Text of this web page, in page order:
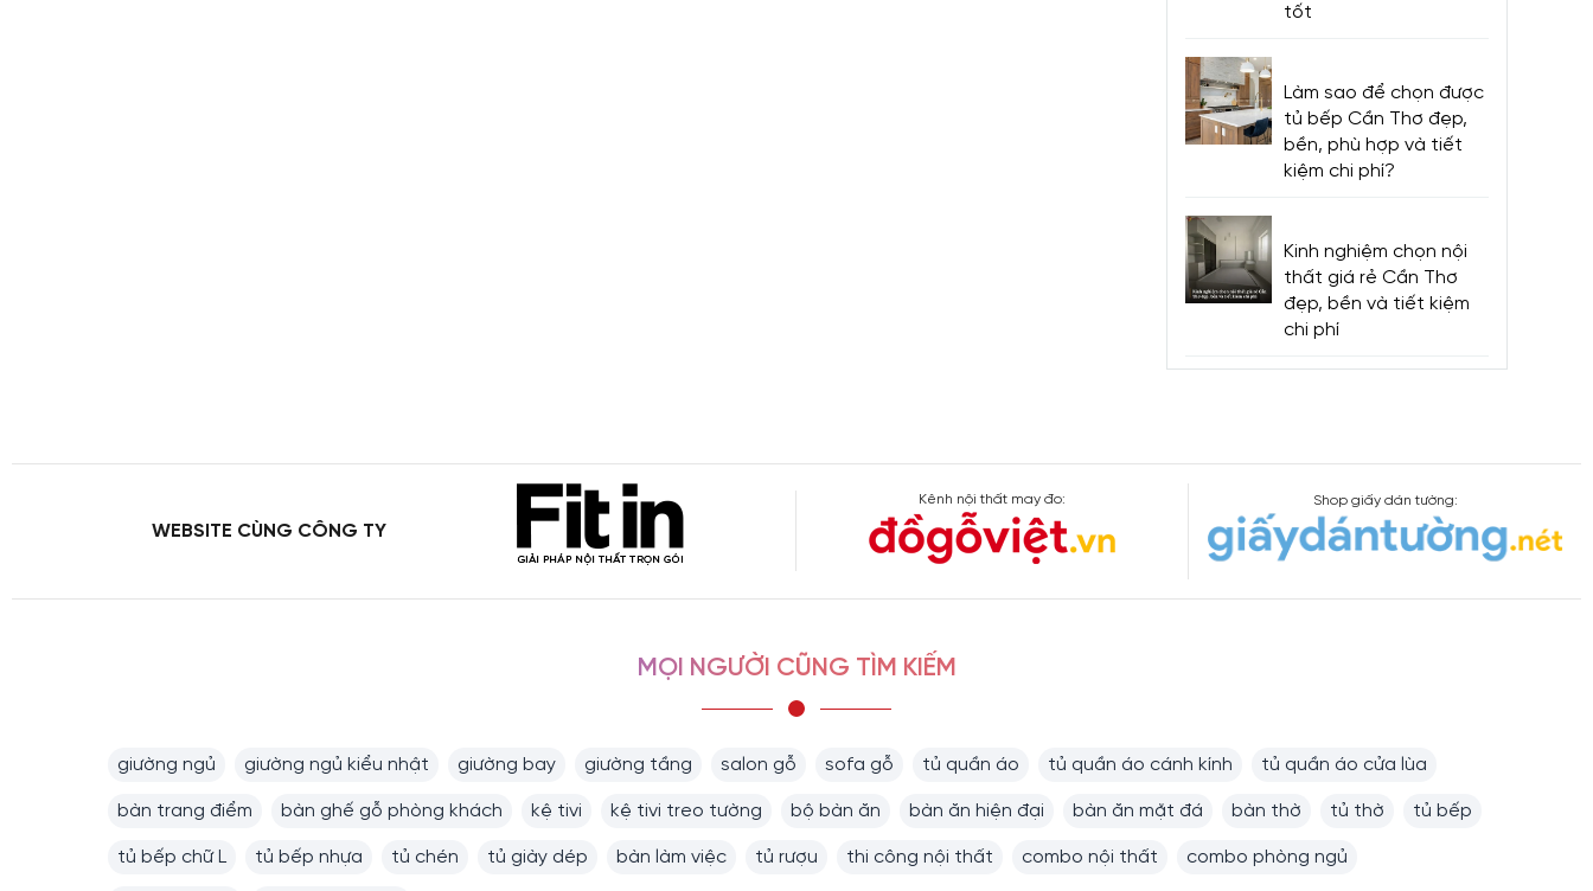
tốt
Làm sao để chọn được
tủ bếp Cần Thơ đẹp,
bền, phù hợp và tiết
kiệm chi phí?
Kinh nghiệm chọn nội
thất giá rẻ Cần Thơ
đẹp, bền và tiết kiệm
chi phí
WEBSITE CÙNG CÔNG TY
Kênh nội thất may đo: Shop giấy dán tường:
MỌI NGƯỜI CŨNG TÌM KIẾM
giường ngủ giường ngủ kiểu nhật giường bay giường tầng salon gỗ sofa gỗ tủ quần áo tủ quần áo cánh kính tủ quần áo cửa lùa
bàn trang điểm bàn ghế gỗ phòng khách kệ tivi kệ tivi treo tường bộ bàn ăn bàn ăn hiện đại bàn ăn mặt đá bàn thờ tủ thờ tủ bếp
tủ bếp chữ L tủ bếp nhựa tủ chén tủ giày dép bàn làm việc tủ rượu thi công nội thất combo nội thất combo phòng ngủ